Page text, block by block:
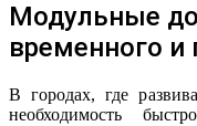
Модульные
временного и
В городах, где
необходимость